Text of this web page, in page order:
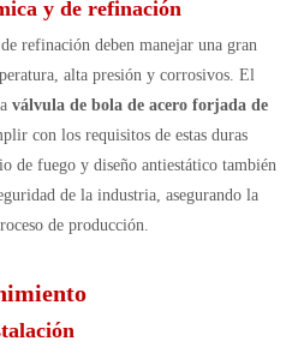
y de refinación
refinación deben manejar una gran
alta presión y corrosivos. El
válvula de bola de acero forjada de
con los requisitos de estas duras
de fuego y diseño antiestático también
de la industria, asegurando la
de producción.